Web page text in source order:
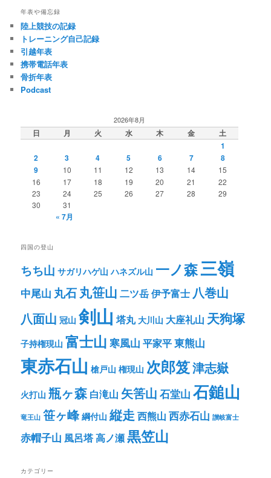
ー
シ
ョ
ン
年表や備忘録
陸上競技の記録
トレーニング自己記録
引越年表
携帯電話年表
骨折年表
Podcast
2026年8月
日 月 火 水 木 金
土
1
2
3 4 5 6 7
8
9
10 11 12 13 14
15
16
17 18 19 20 21
22
23
24 25 26 27 28
29
30
31
« 7月
四国の登山
ちち山 サガリハゲ山 ハネズル山 一ノ森三嶺
中尾山 丸石丸笹山 二ツ岳伊予富士 八巻山
八面山 冠山 剣山 塔丸 大川山 大座礼山 天狗塚
子持権現山 富士山 寒風山 平家平東熊山
東赤石山 槍戸山 権現山 次郎笈津志嶽
火打山 瓶ヶ森 白滝山 矢筈山 石堂山 石鎚山
竜王山 笹ヶ峰 綱付山 縦走 西熊山 西赤石山 讃岐富士
赤帽子山 風呂塔高ノ瀬黒笠山
カテゴリー